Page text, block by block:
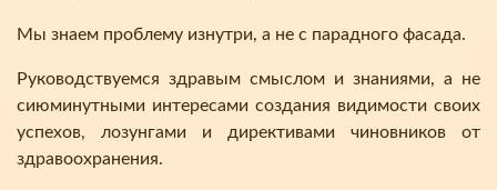
Мы знаем проблему изнутри, а не с парадного фасада.
Руководствуемся здравым смыслом и знаниями, а не
сиюминутными интересами создания видимости своих
успехов, лозунгами и директивами чиновников от
здравоохранения.